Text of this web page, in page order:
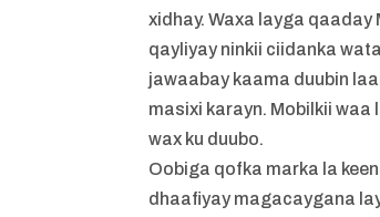
xidhay. Waxa layga qaaday
qayliyay ninkii ciidanka
jawaabay kaama duubin
masixi karayn. Mobilkii waa
wax ku duubo.
Oobiga qofka marka la
dhaafiyay magacaygana